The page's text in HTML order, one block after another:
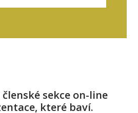
sekce on-line
které baví.